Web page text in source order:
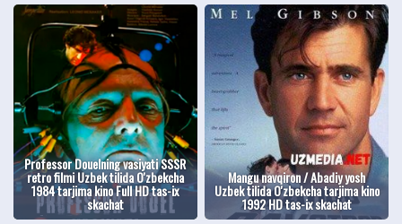
Professor Douelning vasiyati SSSR
retro filmi Uzbek tilida O'zbekcha
1984 tarjima kino Full HD tas-ix
skachat
Mangu navqiron / Abadiy yosh
Uzbek tilida O'zbekcha tarjima kino
1992 HD tas-ix skachat